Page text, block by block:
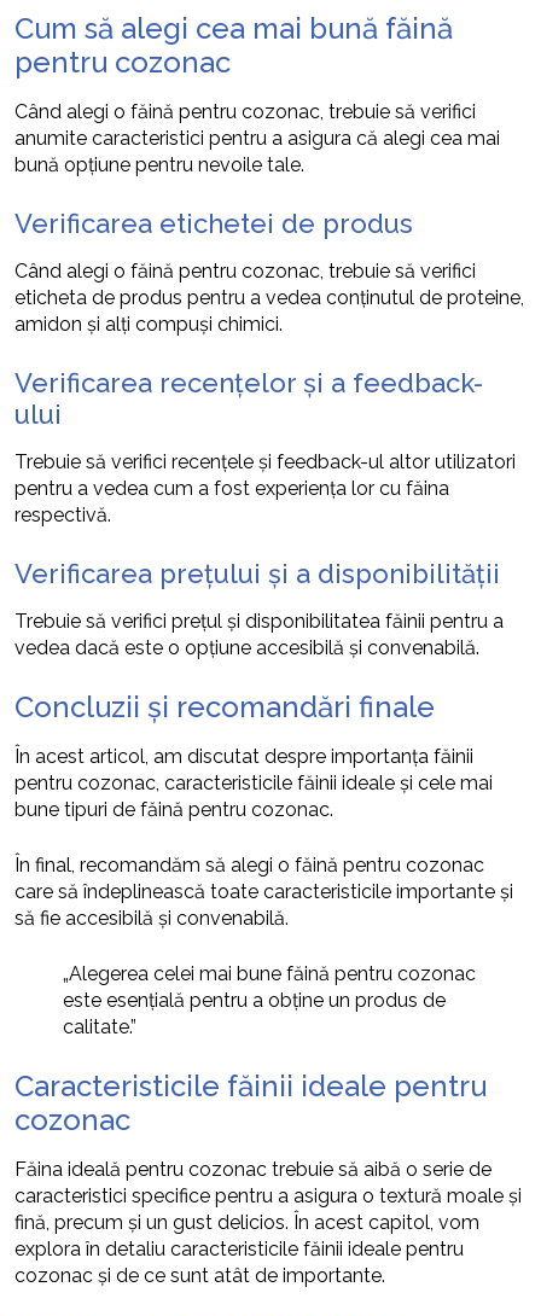
Cum să alegi cea mai bună făină
pentru cozonac
Când alegi o făină pentru cozonac, trebuie să verifici
anumite caracteristici pentru a asigura că alegi cea mai
bună opțiune pentru nevoile tale.
Verificarea etichetei de produs
Când alegi o făină pentru cozonac, trebuie să verifici
eticheta de produs pentru a vedea conținutul de proteine,
amidon și alți compuși chimici.
Verificarea recențelor și a feedback-
ului
Trebuie să verifici recențele și feedback-ul altor utilizatori
pentru a vedea cum a fost experiența lor cu făina
respectivă.
Verificarea prețului și a disponibilității
Trebuie să verifici prețul și disponibilitatea făinii pentru a
vedea dacă este o opțiune accesibilă și convenabilă.
Concluzii și recomandări finale
În acest articol, am discutat despre importanța făinii
pentru cozonac, caracteristicile făinii ideale și cele mai
bune tipuri de făină pentru cozonac.
În final, recomandăm să alegi o făină pentru cozonac
care să îndeplinească toate caracteristicile importante și
să fie accesibilă și convenabilă.
„Alegerea celei mai bune făină pentru cozonac
este esențială pentru a obține un produs de
calitate.”
Caracteristicile făinii ideale pentru
cozonac
Făina ideală pentru cozonac trebuie să aibă o serie de
caracteristici specifice pentru a asigura o textură moale și
fină, precum și un gust delicios. În acest capitol, vom
explora în detaliu caracteristicile făinii ideale pentru
cozonac și de ce sunt atât de importante.